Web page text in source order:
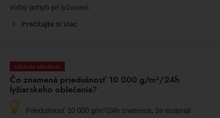
voľný pohyb pri lyžovaní.
Prečítajte si viac
Lyžiarske oblečenie
Čo znamená priedušnosť 10 000 g/m²/24h
lyžiarskeho oblečenia?
Priedušnosť 10 000 g/m²/24h znamená, že materiál